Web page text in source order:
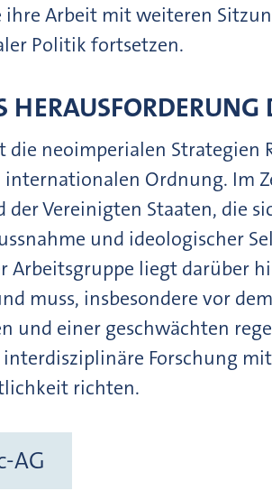
Arbeit mit weiteren
Politik fortsetzen.
die neoimperialen Strategien
Ordnung. Im
der Vereinigten Staaten, die
und ideologischer
Arbeitsgruppe liegt darüber
muss, insbesondere vor
und einer geschwächten
Forschung
richten.
AG